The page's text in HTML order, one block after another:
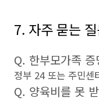
7. 자주 묻는
Q. 한부모가족
정부 24 또는 주민센
Q. 양육비를 못